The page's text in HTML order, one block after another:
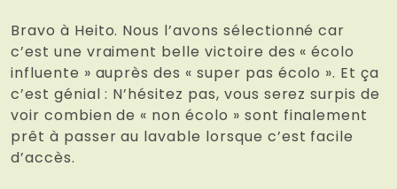
Bravo à Heito. Nous l’avons sélectionné car
c’est une vraiment belle victoire des « écolo
influente » auprès des « super pas écolo ». Et ça
c’est génial : N’hésitez pas, vous serez surpis de
voir combien de « non écolo » sont finalement
prêt à passer au lavable lorsque c’est facile
d’accès.